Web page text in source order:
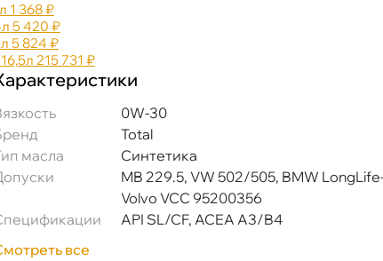
1 368 ₽
5 420 ₽
5 824 ₽
215 731 ₽
0W-30
Total
масла
Синтетика
MB 229.5, VW 502/505, BMW
Volvo VCC 95200356
API SL/CF, ACEA A3/B4
все